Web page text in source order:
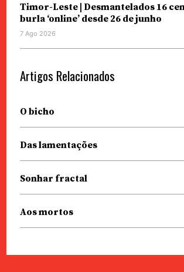
Timor-Leste | Desmantelados 16
burla ‘online’ desde 26 de junho
7 Ago 2026
Artigos Relacionados
O bicho
Das lamentações
Sonhar fractal
Aos mortos